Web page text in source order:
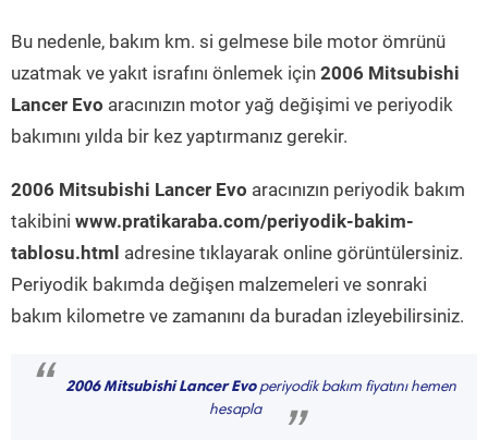
Bu nedenle, bakım km. si gelmese bile motor ömrünü
uzatmak ve yakıt israfını önlemek için 2006 Mitsubishi
Lancer Evo aracınızın motor yağ değişimi ve periyodik
bakımını yılda bir kez yaptırmanız gerekir.
2006 Mitsubishi Lancer Evo aracınızın periyodik bakım
takibini www.pratikaraba.com/periyodik-bakim-
tablosu.html adresine tıklayarak online görüntülersiniz.
Periyodik bakımda değişen malzemeleri ve sonraki
bakım kilometre ve zamanını da buradan izleyebilirsiniz.
“ 2006 Mitsubishi Lancer Evoperiyodik bakım fiyatını hemen
hesapla